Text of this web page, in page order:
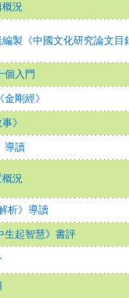
概況
製《中國文化研究論文目
個入門
剛經》
》
導讀
概況
析》導讀
生起智慧》書評